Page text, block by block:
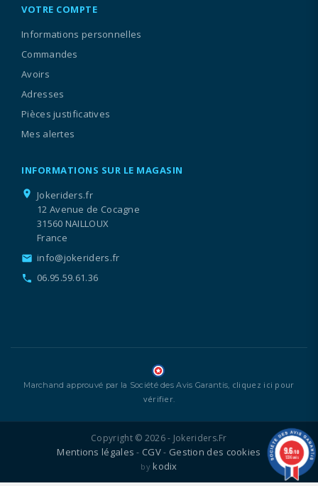
VOTRE COMPTE
Informations personnelles
Commandes
Avoirs
Adresses
Pièces justificatives
Mes alertes
INFORMATIONS SUR LE MAGASIN
location_on
Jokeriders.fr
12 Avenue de Cocagne
31560 NAILLOUX
France
email info@jokeriders.fr
call 06.95.59.61.36
Marchand approuvé par la Société des Avis Garantis, cliquez ici pour
vérifier.
Copyright © 2026 - Jokeriders.fr
Mentions légales - CGV- Gestion des cookies
by kodix
9.6/10
1336 avis